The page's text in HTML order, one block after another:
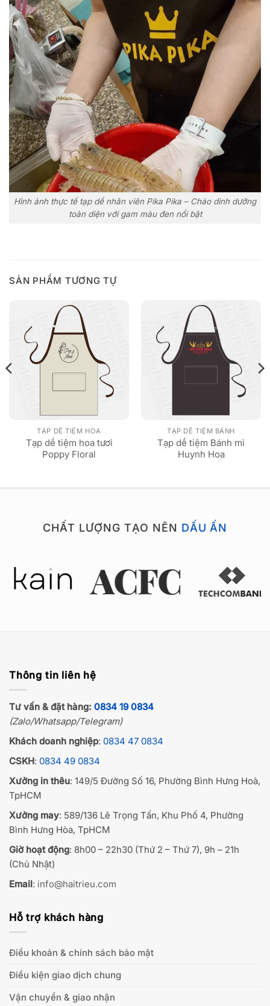
Hình ảnh thực tế tạp dề nhân viên Pika Pika – Cháo dinh dưỡng
toàn diện với gam màu đen nổi bật
SẢN PHẨM TƯƠNG TỰ
TẠP DỀ TIỆM HOA
Tạp dề tiệm hoa tươi
Poppy Floral
TẠP DỀ TIỆM BÁNH
Tạp dề tiệm Bánh mì
Huynh Hoa
CHẤT LƯỢNG TẠO NÊN DẤU ẤN
Thông tin liên hệ
Tư vấn & đặt hàng: 0834 19 0834
(Zalo/Whatsapp/Telegram)
Khách doanh nghiệp: 0834 47 0834
CSKH: 0834 49 0834
Xưởng in thêu: 149/5 Đường Số 16, Phường Bình Hưng Hoà,
TpHCM
Xưởng may: 589/136 Lê Trọng Tấn, Khu Phố 4, Phường
Bình Hưng Hòa, TpHCM
Giờ hoạt động: 8h00 – 22h30 (Thứ 2 – Thứ 7), 9h – 21h
(Chủ Nhật)
Email: info@haitrieu.com
Hỗ trợ khách hàng
Điều khoản & chính sách bảo mật
Điều kiện giao dịch chung
Vận chuyển & giao nhận